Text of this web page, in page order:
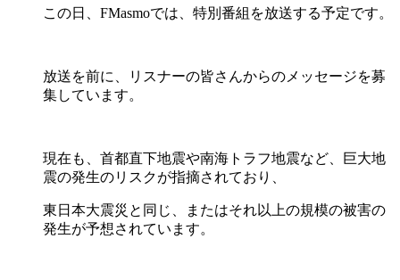
この日、FMasmoでは、特別番組を放送する予定です。
放送を前に、リスナーの皆さんからのメッセージを募
集しています。
現在も、首都直下地震や南海トラフ地震など、巨大地
震の発生のリスクが指摘されており、
東日本大震災と同じ、またはそれ以上の規模の被害の
発生が予想されています。